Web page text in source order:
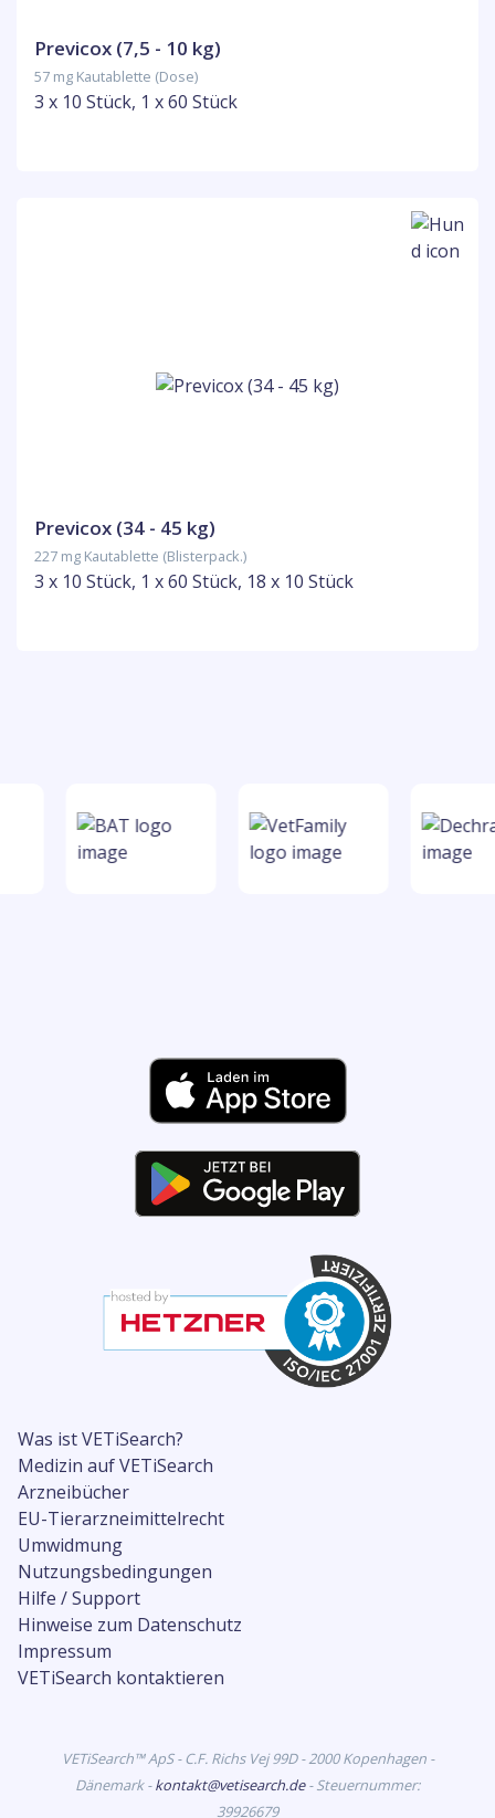
Previcox (7,5 - 10 kg)
57 mg Kautablette (Dose)
3 x 10 Stück, 1 x 60 Stück
Previcox (34 - 45 kg)
227 mg Kautablette (Blisterpack.)
3 x 10 Stück, 1 x 60 Stück, 18 x 10 Stück
Was ist VETiSearch?
Medizin auf VETiSearch
Arzneibücher
EU-Tierarzneimittelrecht
Umwidmung
Nutzungsbedingungen
Hilfe / Support
Hinweise zum Datenschutz
Impressum
VETiSearch kontaktieren
VETiSearch™ ApS - C.F. Richs Vej 99D - 2000 Kopenhagen -
Dänemark -kontakt@vetisearch.de- Steuernummer:
39926679